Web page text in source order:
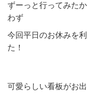
ずーっと行ってみた
わず
今回平日のお休みを
た！
可愛らしい看板がお